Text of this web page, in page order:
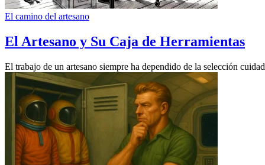
El camino del artesano
El Artesano y Su Caja de Herramientas
El trabajo de un artesano siempre ha dependido de la selección